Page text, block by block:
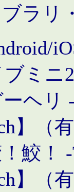
ラリ
ミニ
ヘリ
】（
鮫！
】（